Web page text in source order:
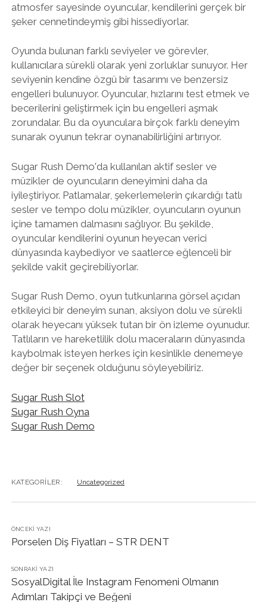
atmosfer sayesinde oyuncular, kendilerini gerçek bir
şeker cennetindeymiş gibi hissediyorlar.
Oyunda bulunan farklı seviyeler ve görevler,
kullanıcılara sürekli olarak yeni zorluklar sunuyor. Her
seviyenin kendine özgü bir tasarımı ve benzersiz
engelleri bulunuyor. Oyuncular, hızlarını test etmek ve
becerilerini geliştirmek için bu engelleri aşmak
zorundalar. Bu da oyunculara birçok farklı deneyim
sunarak oyunun tekrar oynanabilirliğini artırıyor.
Sugar Rush Demo'da kullanılan aktif sesler ve
müzikler de oyuncuların deneyimini daha da
iyileştiriyor. Patlamalar, şekerlemelerin çıkardığı tatlı
sesler ve tempo dolu müzikler, oyuncuların oyunun
içine tamamen dalmasını sağlıyor. Bu şekilde,
oyuncular kendilerini oyunun heyecan verici
dünyasında kaybediyor ve saatlerce eğlenceli bir
şekilde vakit geçirebiliyorlar.
Sugar Rush Demo, oyun tutkunlarına görsel açıdan
etkileyici bir deneyim sunan, aksiyon dolu ve sürekli
olarak heyecanı yüksek tutan bir ön izleme oyunudur.
Tatlıların ve hareketlilik dolu maceraların dünyasında
kaybolmak isteyen herkes için kesinlikle denemeye
değer bir seçenek olduğunu söyleyebiliriz.
Sugar Rush Slot
Sugar Rush Oyna
Sugar Rush Demo
KATEGORILER: Uncategorized
ÖNCEKI YAZI
Porselen Diş Fiyatları – STR DENT
SONRAKI YAZI
SosyalDigital İle Instagram Fenomeni Olmanın
Adımları Takipçi ve Beğeni